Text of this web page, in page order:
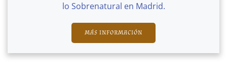
lo Sobrenatural en Madrid.
MÁS INFORMACIÓN